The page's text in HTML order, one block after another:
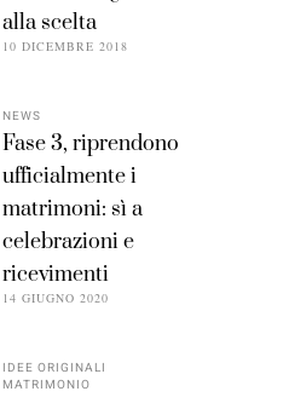
alla scelta
10 DICEMBRE 2018
NEWS
Fase 3, riprendono
ufficialmente i
matrimoni: sì a
celebrazioni e
ricevimenti
14 GIUGNO 2020
IDEE ORIGINALI
MATRIMONIO